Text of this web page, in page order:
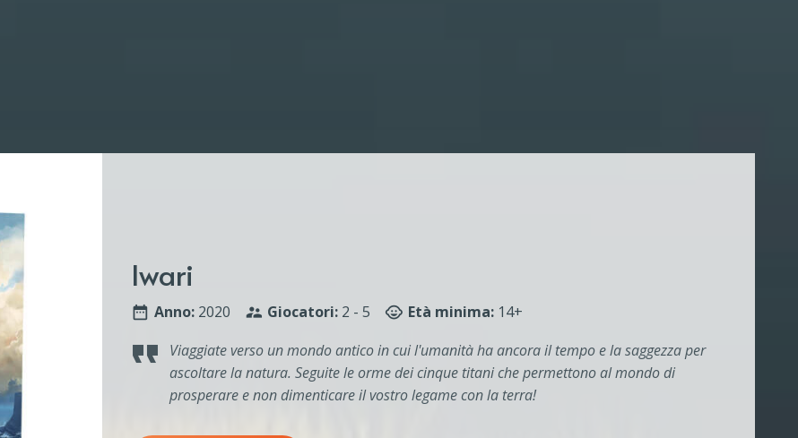
Iwari
Anno:2020 Giocatori: 2 - 5 Età minima:14+
Viaggiate verso un mondo antico in cui l'umanità ha ancora il tempo e la saggezza per
ascoltare la natura. Seguite le orme dei cinque titani che permettono al mondo di
prosperare e non dimenticare il vostro legame con la terra!